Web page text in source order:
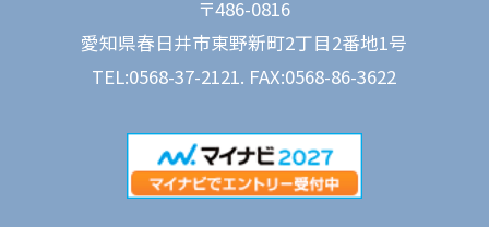
〒486-0816
愛知県春日井市東野新町2丁目2番地1号
TEL:0568-37-2121. FAX:0568-86-3622